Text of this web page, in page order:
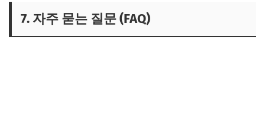
7. 자주 묻는 질문 (FAQ)